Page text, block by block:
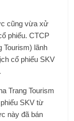
cũng vừa xử
phiếu. CTCP
Tourism) lãnh
cổ phiếu SKV
Trang Tourism
SKV từ
này đã bán